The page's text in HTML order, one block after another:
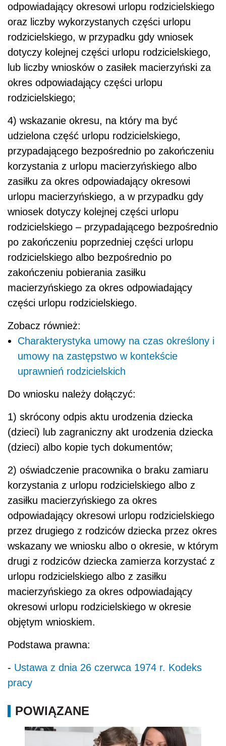
odpowiadający okresowi urlopu rodzicielskiego
oraz liczby wykorzystanych części urlopu
rodzicielskiego, w przypadku gdy wniosek
dotyczy kolejnej części urlopu rodzicielskiego,
lub liczby wniosków o zasiłek macierzyński za
okres odpowiadający części urlopu
rodzicielskiego;
4) wskazanie okresu, na który ma być
udzielona część urlopu rodzicielskiego,
przypadającego bezpośrednio po zakończeniu
korzystania z urlopu macierzyńskiego albo
zasiłku za okres odpowiadający okresowi
urlopu macierzyńskiego, a w przypadku gdy
wniosek dotyczy kolejnej części urlopu
rodzicielskiego – przypadającego bezpośrednio
po zakończeniu poprzedniej części urlopu
rodzicielskiego albo bezpośrednio po
zakończeniu pobierania zasiłku
macierzyńskiego za okres odpowiadający
części urlopu rodzicielskiego.
Zobacz również:
Charakterystyka umowy na czas określony i
umowy na zastępstwo w kontekście
uprawnień rodzicielskich
Do wniosku należy dołączyć:
1) skrócony odpis aktu urodzenia dziecka
(dzieci) lub zagraniczny akt urodzenia dziecka
(dzieci) albo kopie tych dokumentów;
2) oświadczenie pracownika o braku zamiaru
korzystania z urlopu rodzicielskiego albo z
zasiłku macierzyńskiego za okres
odpowiadający okresowi urlopu rodzicielskiego
przez drugiego z rodziców dziecka przez okres
wskazany we wniosku albo o okresie, w którym
drugi z rodziców dziecka zamierza korzystać z
urlopu rodzicielskiego albo z zasiłku
macierzyńskiego za okres odpowiadający
okresowi urlopu rodzicielskiego w okresie
objętym wnioskiem.
Podstawa prawna:
- Ustawa z dnia 26 czerwca 1974 r. Kodeks
pracy
POWIĄZANE